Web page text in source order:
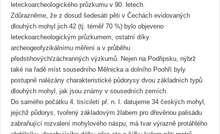
leteckoarcheologického průzkumu v 90. letech.
Zdůrazněme, že z dosud šedesáti pěti v Čechách evidovaných
dlouhých mohyl jich 42 (tj. téměř 70 %) bylo objeveno
leteckoarcheologickým průzkumem, ostatní díky
archeogeofyzikálnímu měření a v průběhu
předstihových/záchranných výzkumů. Nejen na Podřipsku, nýbrž
také na řadě míst sousedního Mělnicka a dolního Poohří byly
postupně nalézány charakteristické půdorysy dvou základních typů
dlouhých mohyl, jak jsou známy v sousedních zemích.
Do samého počátku 4. tisíciletí př. n. l. datujeme 34 českých mohyl,
jejichž půdorys, tvořený základovým žlabem pro dřevěnou palisádu
zabraňující rozvalení mohylového náspu, má tvar výrazně protáhlého